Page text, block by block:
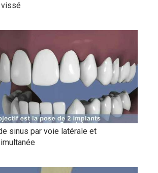
sinus par voie latérale et